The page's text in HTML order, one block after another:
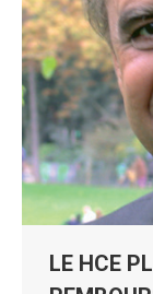
LE HCE